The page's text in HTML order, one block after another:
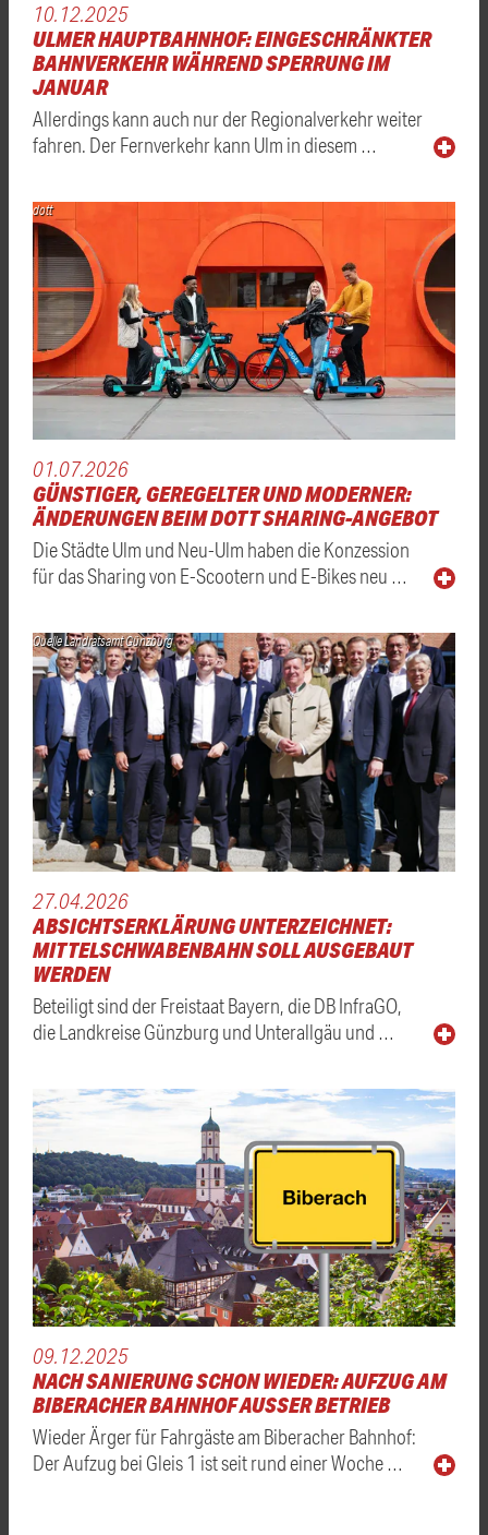
10.12.2025
ULMER HAUPTBAHNHOF: EINGESCHRÄNKTER
BAHNVERKEHR WÄHREND SPERRUNG IM
JANUAR
Allerdings kann auch nur der Regionalverkehr weiter
fahren. Der Fernverkehr kann Ulm in diesem …
dott
01.07.2026
GÜNSTIGER, GEREGELTER UND MODERNER:
ÄNDERUNGEN BEIM DOTT SHARING-ANGEBOT
Die Städte Ulm und Neu-Ulm haben die Konzession
für das Sharing von E-Scootern und E-Bikes neu …
Quelle Landratsamt Günzburg
27.04.2026
ABSICHTSERKLÄRUNG UNTERZEICHNET:
MITTELSCHWABENBAHN SOLL AUSGEBAUT
WERDEN
Beteiligt sind der Freistaat Bayern, die DB InfraGO,
die Landkreise Günzburg und Unterallgäu und …
09.12.2025
NACH SANIERUNG SCHON WIEDER: AUFZUG AM
BIBERACHER BAHNHOF AUSSER BETRIEB
Wieder Ärger für Fahrgäste am Biberacher Bahnhof:
Der Aufzug bei Gleis 1 ist seit rund einer Woche …